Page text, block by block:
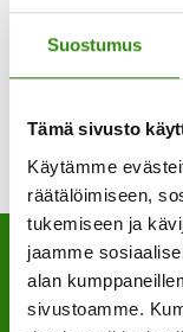
Suostumus
Tämä sivusto
Käytämme
räätälöimiseen,
tukemiseen ja
jaamme
alan
sivustoamme.